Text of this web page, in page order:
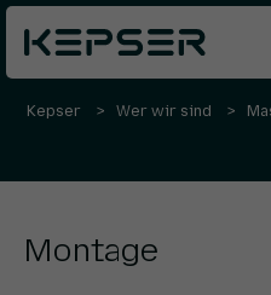
Arbeiten bei
Kepser Wer wir sind
Montage